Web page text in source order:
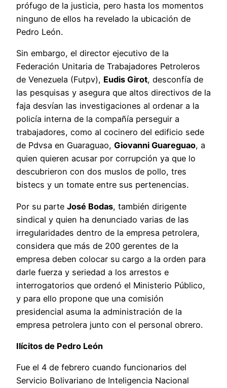
prófugo de la justicia, pero hasta los momentos
ninguno de ellos ha revelado la ubicación de
Pedro León.
Sin embargo, el director ejecutivo de la
Federación Unitaria de Trabajadores Petroleros
de Venezuela (Futpv), Eudis Girot, desconfía de
las pesquisas y asegura que altos directivos de la
faja desvían las investigaciones al ordenar a la
policía interna de la compañía perseguir a
trabajadores, como al cocinero del edificio sede
de Pdvsa en Guaraguao, Giovanni Guareguao, a
quien quieren acusar por corrupción ya que lo
descubrieron con dos muslos de pollo, tres
bistecs y un tomate entre sus pertenencias.
Por su parte José Bodas, también dirigente
sindical y quien ha denunciado varias de las
irregularidades dentro de la empresa petrolera,
considera que más de 200 gerentes de la
empresa deben colocar su cargo a la orden para
darle fuerza y seriedad a los arrestos e
interrogatorios que ordenó el Ministerio Público,
y para ello propone que una comisión
presidencial asuma la administración de la
empresa petrolera junto con el personal obrero.
Ilícitos de Pedro León
Fue el 4 de febrero cuando funcionarios del
Servicio Bolivariano de Inteligencia Nacional